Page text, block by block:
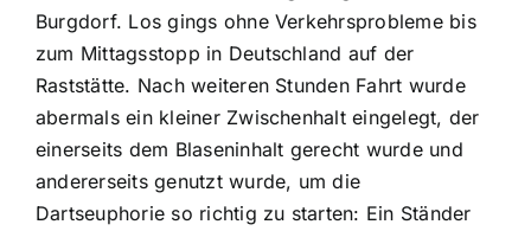
Burgdorf. Los gings ohne Verkehrsprobleme bis
zum Mittagsstopp in Deutschland auf der
Raststätte. Nach weiteren Stunden Fahrt wurde
abermals ein kleiner Zwischenhalt eingelegt, der
einerseits dem Blaseninhalt gerecht wurde und
andererseits genutzt wurde, um die
Dartseuphorie so richtig zu starten: Ein Ständer